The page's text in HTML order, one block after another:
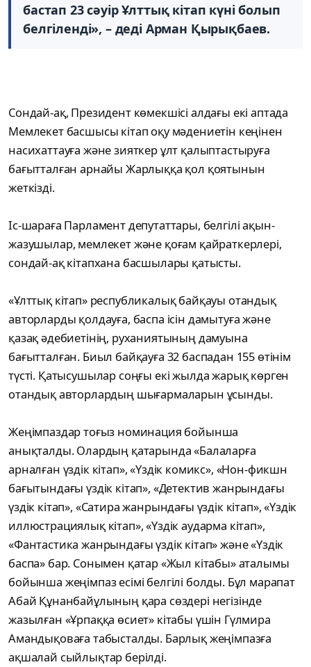
бастап 23 сәуір Ұлттық кітап күні болып
белгіленді», – деді Арман Қырықбаев.
Сондай-ақ, Президент көмекшісі алдағы екі аптада
Мемлекет басшысы кітап оқу мәдениетін кеңінен
насихаттауға және зияткер ұлт қалыптастыруға
бағытталған арнайы Жарлыққа қол қоятынын
жеткізді.
Іс-шараға Парламент депутаттары, белгілі ақын-
жазушылар, мемлекет және қоғам қайраткерлері,
сондай-ақ кітапхана басшылары қатысты.
«Ұлттық кітап» республикалық байқауы отандық
авторларды қолдауға, баспа ісін дамытуға және
қазақ әдебиетінің, руханиятының дамуына
бағытталған. Биыл байқауға 32 баспадан 155 өтінім
түсті. Қатысушылар соңғы екі жылда жарық көрген
отандық авторлардың шығармаларын ұсынды.
Жеңімпаздар тоғыз номинация бойынша
анықталды. Олардың қатарында «Балаларға
арналған үздік кітап», «Үздік комикс», «Нон-фикшн
бағытындағы үздік кітап», «Детектив жанрындағы
үздік кітап», «Сатира жанрындағы үздік кітап», «Үздік
иллюстрациялық кітап», «Үздік аударма кітап»,
«Фантастика жанрындағы үздік кітап» және «Үздік
баспа» бар. Сонымен қатар «Жыл кітабы» аталымы
бойынша жеңімпаз есімі белгілі болды. Бұл марапат
Абай Құнанбайұлының қара сөздері негізінде
жазылған «Ұрпаққа өсиет» кітабы үшін Гүлмира
Амандықоваға табысталды. Барлық жеңімпазға
ақшалай сыйлықтар берілді.